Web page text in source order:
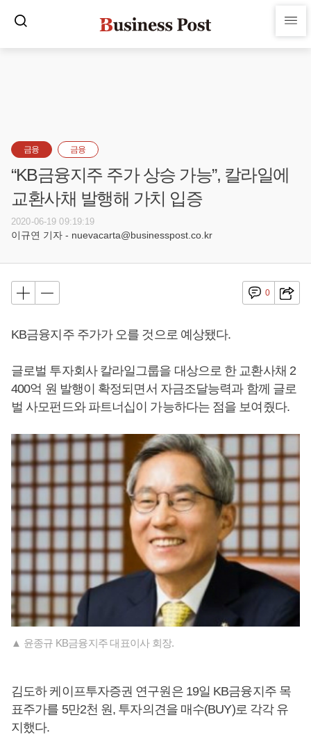
금융 금융
“KB금융지주 주가 상승 가능”, 칼라일에
교환사채 발행해 가치 입증
2020-06-19 09:19:19
이규연 기자 - nuevacarta@businesspost.co.kr
0
KB금융지주 주가가 오를 것으로 예상됐다.
글로벌 투자회사 칼라일그룹을 대상으로 한 교환사채 2
400억 원 발행이 확정되면서 자금조달능력과 함께 글로
벌 사모펀드와 파트너십이 가능하다는 점을 보여줬다.
▲ 윤종규 KB금융지주 대표이사 회장.
김도하 케이프투자증권 연구원은 19일 KB금융지주 목
표주가를 5만2천 원, 투자의견을 매수(BUY)로 각각 유
지했다.